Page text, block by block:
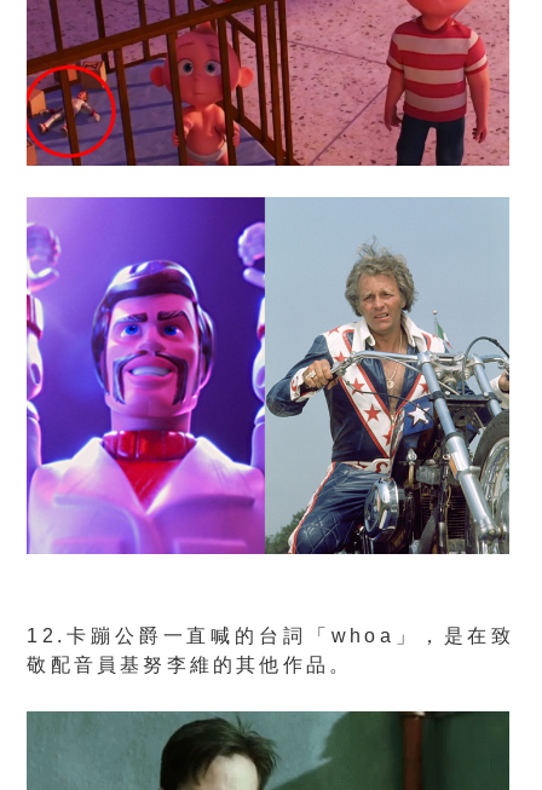
12.卡蹦公爵一直喊的台詞「whoa」，是在致
敬配音員基努李維的其他作品。